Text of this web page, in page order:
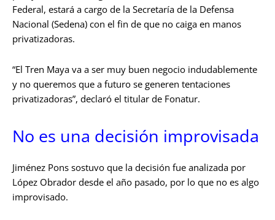
Federal, estará a cargo de la Secretaría de la Defensa
Nacional (Sedena) con el fin de que no caiga en manos
privatizadoras.
“El Tren Maya va a ser muy buen negocio indudablemente
y no queremos que a futuro se generen tentaciones
privatizadoras”, declaró el titular de Fonatur.
No es una decisión improvisada
Jiménez Pons sostuvo que la decisión fue analizada por
López Obrador desde el año pasado, por lo que no es algo
improvisado.